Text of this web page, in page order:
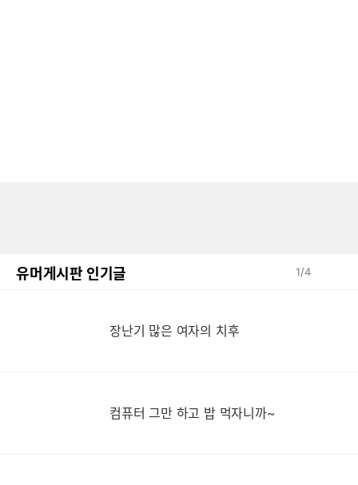
유머게시판 인기글 1/4
장난기 많은 여자의 치후
컴퓨터 그만 하고 밥 먹자니까~